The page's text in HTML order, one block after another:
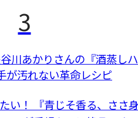
3
川あかりさんの『酒蒸しハ
が汚れない革命レシピ